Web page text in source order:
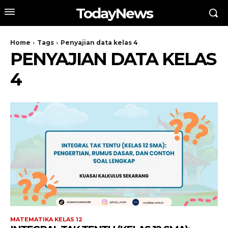
TodayNews
Home Tags Penyajian data kelas 4
PENYAJIAN DATA KELAS
4
MATEMATIKA KELAS 12